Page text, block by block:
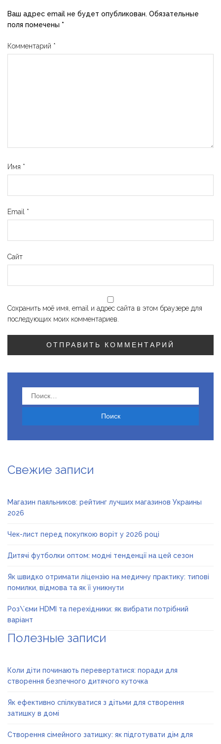
Ваш адрес email не будет опубликован. Обязательные
поля помечены *
Комментарий *
Имя *
Email *
Сайт
Сохранить моё имя, email и адрес сайта в этом браузере для
последующих моих комментариев.
Найти:
Свежие записи
Магазин паяльников: рейтинг лучших магазинов Украины
2026
Чек-лист перед покупкою воріт у 2026 році
Дитячі футболки оптом: модні тенденції на цей сезон
Як швидко отримати ліцензію на медичну практику: типові
помилки, відмова та як її уникнути
Роз\’єми HDMI та перехідники: як вибрати потрібний
варіант
Полезные записи
Коли діти починають перевертатися: поради для
створення безпечного дитячого куточка
Як ефективно спілкуватися з дітьми для створення
затишку в домі
Створення сімейного затишку: як підготувати дім для